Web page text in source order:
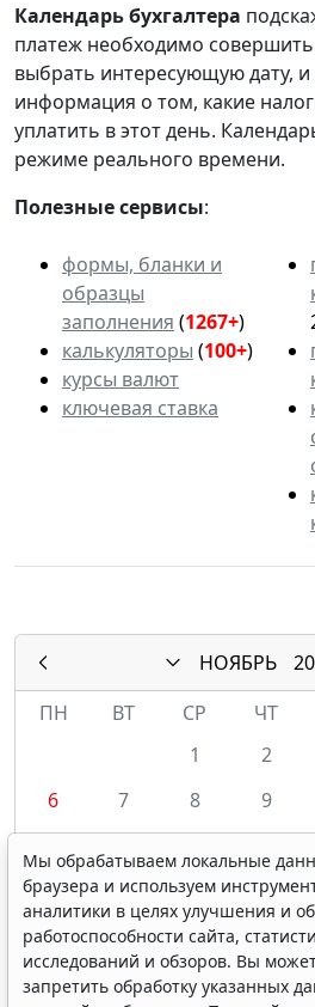
Календарьбухгалтера
платеж необходимо
выбрать интересующую дату, и
информация о том, какие
уплатить в этот день.
режиме реального времени.
Полезные сервисы:
формы, бланки и
образцы
заполнения (1267+)
калькуляторы (100+)
курсы валют
ключевая ставка
НОЯБРЬ
ПН
ВТ СР ЧТ
1
2
6
7 8 9
20
21 22 23
27
28 29 30
Мы обрабатываем локальные
браузера и используем
аналитики в целях улучшения и
работоспособности сайта,
исследований и обзоров. Вы
запретить обработку указанных